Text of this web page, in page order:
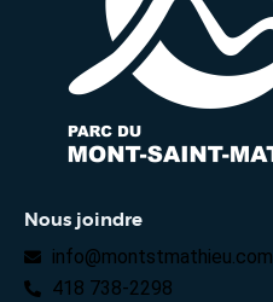
Nous joindre
info@montstmathieu.com
418 738-2298